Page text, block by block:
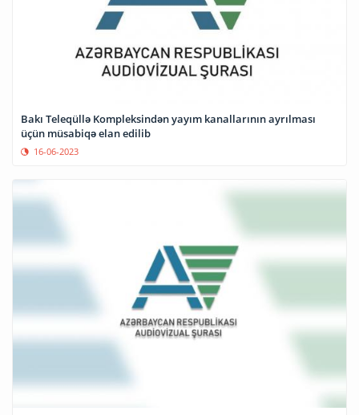
Bakı Teleqüllə Kompleksindən yayım kanallarının ayrılması
üçün müsabiqə elan edilib
16-06-2023